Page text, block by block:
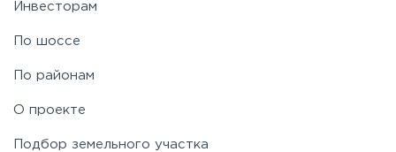
Таракановское
Инвесторам
По шоссе
По районам
О проекте
Подбор земельного участка